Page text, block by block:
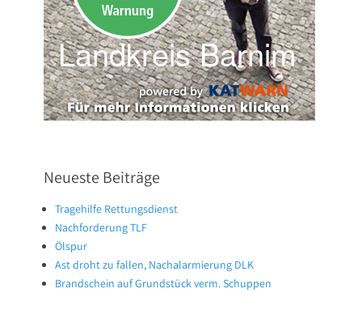
Neueste Beiträge
Tragehilfe Rettungsdienst
Nachforderung TLF
Ölspur
Ast droht zu fallen, Nachalarmierung DLK
Brandschein auf Grundstück verm. Schuppen